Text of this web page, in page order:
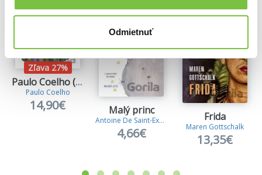
Odmietnuť
Zľava 27%
Paulo Coelho (darčekový box)
Paulo Coelho
14,90€ Malý princ
Antoine De Saint-Exupery
4,66€
Frida
Maren Gottschalk
13,35€